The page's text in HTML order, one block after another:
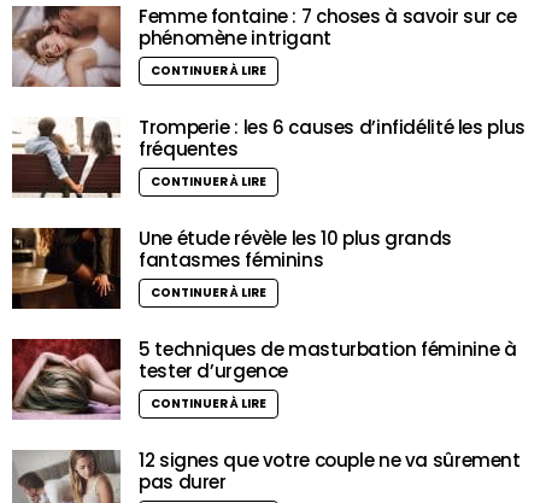
Femme fontaine : 7 choses à savoir sur ce
phénomène intrigant
CONTINUER À LIRE
Tromperie : les 6 causes d’infidélité les plus
fréquentes
CONTINUER À LIRE
Une étude révèle les 10 plus grands
fantasmes féminins
CONTINUER À LIRE
5 techniques de masturbation féminine à
tester d’urgence
CONTINUER À LIRE
12 signes que votre couple ne va sûrement
pas durer